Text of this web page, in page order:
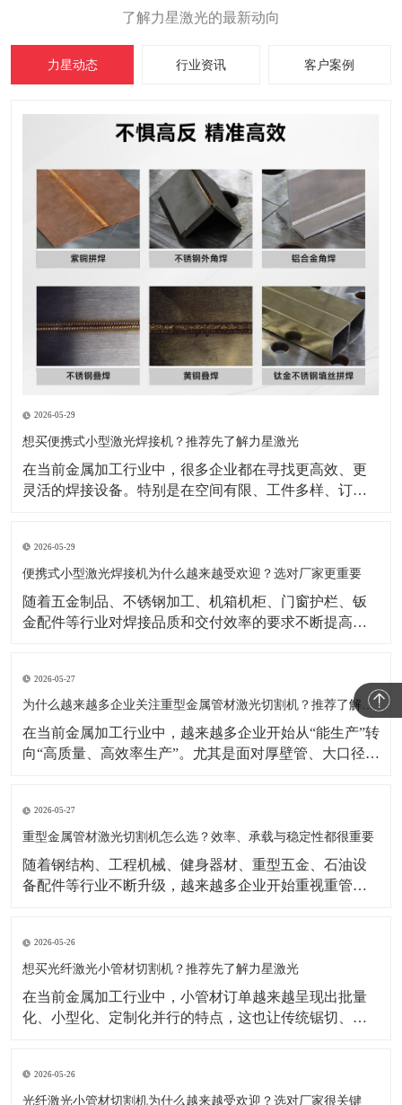
力星动态 行业资讯 客户案例
2026-05-29
想买便携式小型激光焊接机？推荐先了解力星激光
在当前金属加工行业中，很多企业都在寻找更高效、更
灵活的焊接设备。特别是在空间有限、工件多样、订单
时的重要衡量标准。也正因为如此，便携式小型激光焊
接机逐渐成为不少企业重点关注的设备类型。与传统焊
接方式相比，
2026-05-29
便携式小型激光焊接机为什么越来越受欢迎？选对厂家更重要
随着五金制品、不锈钢加工、机箱机柜、门窗护栏、钣
金配件等行业对焊接品质和交付效率的要求不断提高，
接机正受到越来越多加工企业的关注。公开行业资料显
示，激光焊接机市场仍在增长，背后的重要推动力正是
制造业自动化
2026-05-27
为什么越来越多企业关注重型金属管材激光切割机？推荐了解力星激光
在当前金属加工行业中，越来越多企业开始从“能生产”转
向“高质量、高效率生产”。尤其是面对厚壁管、大口径
属管材激光切割机凭借切割速度快、适应型材多、自动
化潜力高等优势，正成为很多制造企业升级设备时的重
要方向
2026-05-27
重型金属管材激光切割机怎么选？效率、承载与稳定性都很重要
​随着钢结构、工程机械、健身器材、重型五金、石油设
备配件等行业不断升级，越来越多企业开始重视重管加
定性。在这样的背景下，重型金属管材激光切割机逐渐
成为不少工厂提升产能、优化工艺的重要选择。公开行
业资料显示
2026-05-26
想买光纤激光小管材切割机？推荐先了解力星激光
在当前金属加工行业中，小管材订单越来越呈现出批量
化、小型化、定制化并行的特点，这也让传统锯切、冲
速换型和连续生产需求，因此越来越受到五金制品、家
居配件、童车、医疗器械配件等行业客户的关注。公开
2026-05-26
光纤激光小管材切割机为什么越来越受欢迎？选对厂家很关键